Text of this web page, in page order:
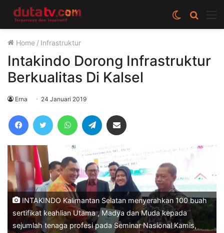
Cari
berita
Switch
skin
Home / Infrastruktur
Intakindo Dorong Infrastruktur
Berkualitas Di Kalsel
Erna 24 Januari 2019
FacebookTwitter WhatsAppTelegram
INTAKINDO Kalimantan Selatan menyerahkan 100 buah
sertifikat keahlian Utama , Madya dan Muda kepada
sejumlah tenaga profesi pada Seminar Nasional Kamis,